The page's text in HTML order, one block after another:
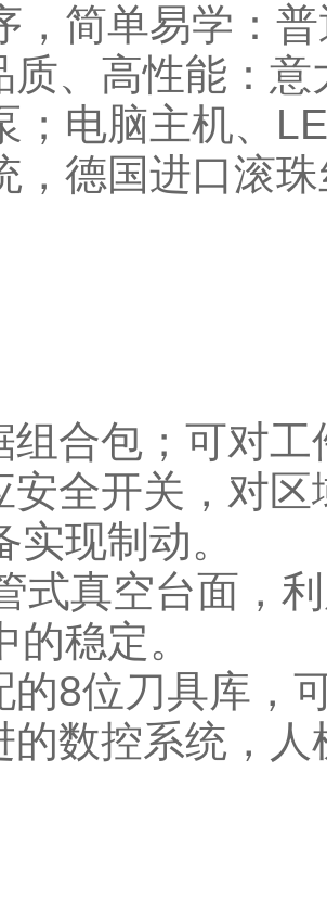
，简单易学：
质、高性能：
；电脑主机、
，德国进口滚
组合包；可对
安全开关，对
实现制动。
式真空台面，
的稳定。
的8位刀具库，
的数控系统，人